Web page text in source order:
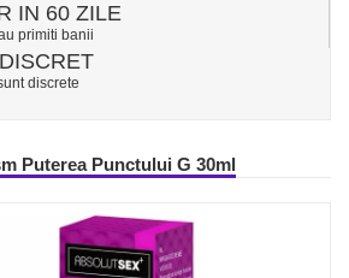
IN 60 ZILE
primiti banii
discrete
Puterea Punctului G 30ml